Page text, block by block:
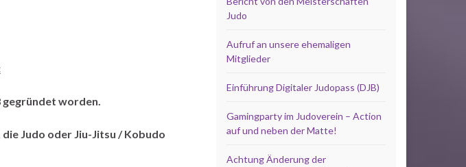
gegründet worden.
Judo oder Jiu-Jitsu / Kobudo
Judo
Aufruf an unsere ehemaligen
Mitglieder
Einführung Digitaler Judopass (DJB)
Gamingparty im Judoverein – Action
auf und neben der Matte!
Achtung Änderung der